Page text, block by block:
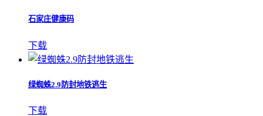
石家庄健康码
下载
绿蜘蛛2.9防封地铁逃生
下载